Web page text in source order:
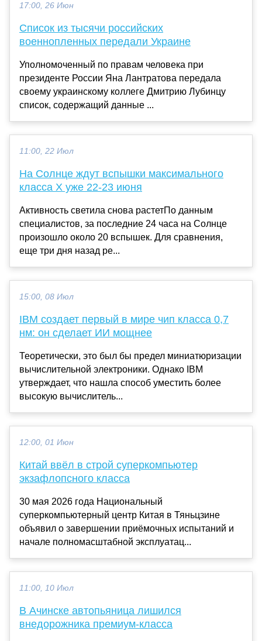
17:00, 26 Июн
Список из тысячи российских
военнопленных передали Украине
Уполномоченный по правам человека при
президенте России Яна Лантратова передала
своему украинскому коллеге Дмитрию Лубинцу
список, содержащий данные ...
11:00, 22 Июл
На Солнце ждут вспышки максимального
класса X уже 22-23 июня
Активность светила снова растетПо данным
специалистов, за последние 24 часа на Солнце
произошло около 20 вспышек. Для сравнения,
еще три дня назад ре...
15:00, 08 Июл
IBM создает первый в мире чип класса 0,7
нм: он сделает ИИ мощнее
Теоретически, это был бы предел миниатюризации
вычислительной электроники. Однако IBM
утверждает, что нашла способ уместить более
высокую вычислитель...
12:00, 01 Июн
Китай ввёл в строй суперкомпьютер
экзафлопсного класса
30 мая 2026 года Национальный
суперкомпьютерный центр Китая в Тяньцзине
объявил о завершении приёмочных испытаний и
начале полномасштабной эксплуатац...
11:00, 10 Июл
В Ачинске автопьяница лишился
внедорожника премиум-класса